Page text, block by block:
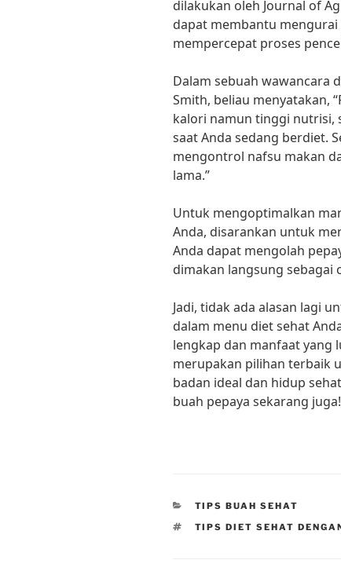
dilakukan oleh Journal of
dapat membantu
mempercepat proses
Dalam sebuah wawancara
Smith, beliau menyatakan,
kalori namun tinggi nutrisi,
saat Anda sedang berdiet.
mengontrol nafsu makan
lama.”
Untuk mengoptimalkan
Anda, disarankan untuk
Anda dapat mengolah
dimakan langsung sebagai
Jadi, tidak ada alasan lagi
dalam menu diet sehat
lengkap dan manfaat yang
merupakan pilihan terbaik
badan ideal dan hidup
buah pepaya sekarang juga!
CATEGORIES
TIPS BUAH SEHAT
TAGS
TIPS DIET SEHAT